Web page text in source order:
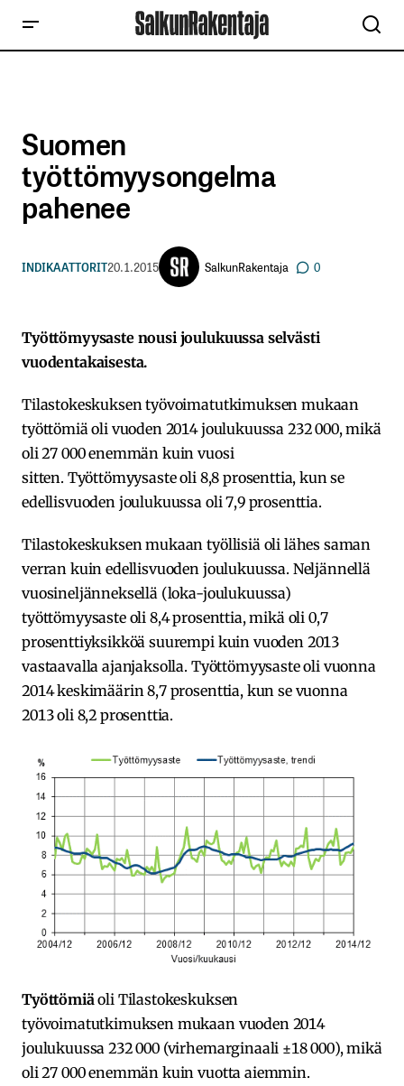
Suomen
työttömyysongelma
pahenee
INDIKAATTORIT20.1.2015 SalkunRakentaja 0
Työttömyysaste nousi joulukuussa selvästi
vuodentakaisesta.
Tilastokeskuksen työvoimatutkimuksen mukaan
työttömiä oli vuoden 2014 joulukuussa 232 000, mikä
oli 27 000 enemmän kuin vuosi
sitten. Työttömyysaste oli 8,8 prosenttia, kun se
edellisvuoden joulukuussa oli 7,9 prosenttia.
Tilastokeskuksen mukaan työllisiä oli lähes saman
verran kuin edellisvuoden joulukuussa. Neljännellä
vuosineljänneksellä (loka-joulukuussa)
työttömyysaste oli 8,4 prosenttia, mikä oli 0,7
prosenttiyksikköä suurempi kuin vuoden 2013
vastaavalla ajanjaksolla. Työttömyysaste oli vuonna
2014 keskimäärin 8,7 prosenttia, kun se vuonna
2013 oli 8,2 prosenttia.
Työttömiä oli Tilastokeskuksen
työvoimatutkimuksen mukaan vuoden 2014
joulukuussa 232 000 (virhemarginaali ±18 000), mikä
oli 27 000 enemmän kuin vuotta aiemmin.